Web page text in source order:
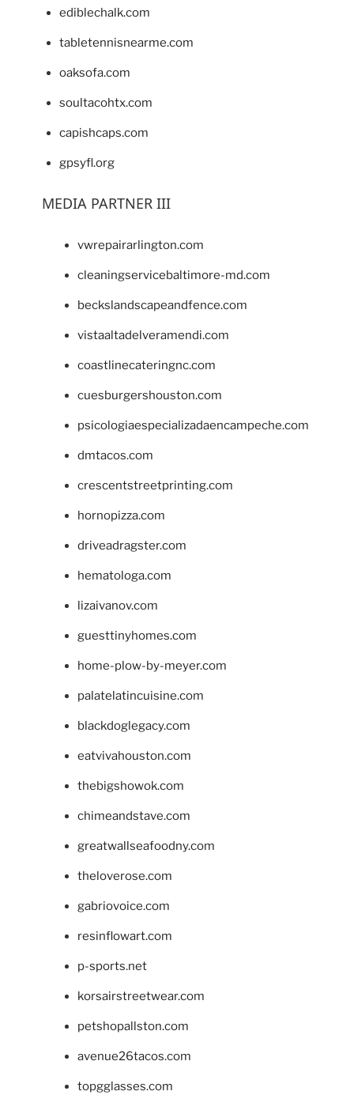
ediblechalk.com
tabletennisnearme.com
oaksofa.com
soultacohtx.com
capishcaps.com
gpsyfl.org
MEDIA PARTNER III
vwrepairarlington.com
cleaningservicebaltimore-md.com
beckslandscapeandfence.com
vistaaltadelveramendi.com
coastlinecateringnc.com
cuesburgershouston.com
psicologiaespecializadaencampeche.com
dmtacos.com
crescentstreetprinting.com
hornopizza.com
driveadragster.com
hematologa.com
lizaivanov.com
guesttinyhomes.com
home-plow-by-meyer.com
palatelatincuisine.com
blackdoglegacy.com
eatvivahouston.com
thebigshowok.com
chimeandstave.com
greatwallseafoodny.com
theloverose.com
gabriovoice.com
resinflowart.com
p-sports.net
korsairstreetwear.com
petshopallston.com
avenue26tacos.com
topgglasses.com